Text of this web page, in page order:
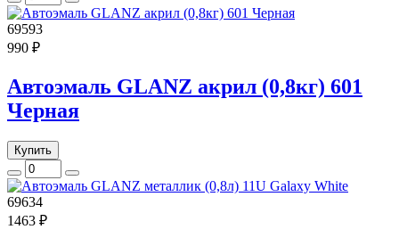
69593
990 ₽
Автоэмаль GLANZ акрил (0,8кг) 601
Черная
Купить
69634
1463 ₽